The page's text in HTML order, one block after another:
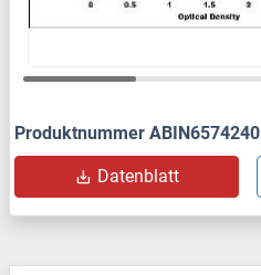
Produktnummer ABIN6574240
Datenblatt